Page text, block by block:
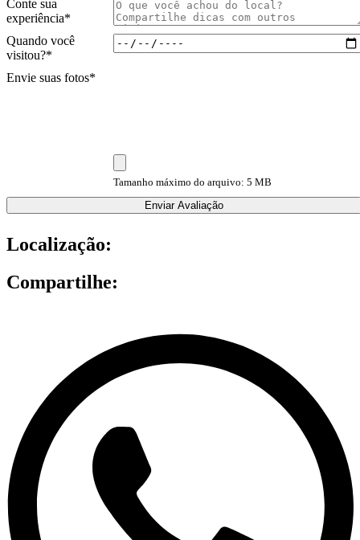
Conte sua
experiência*
Quando você
visitou?*
Envie suas fotos*
Tamanho máximo do arquivo: 5 MB
Enviar Avaliação
Localização:
Compartilhe: